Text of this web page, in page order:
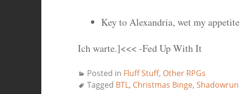
Key to Alexandria, wet my appetite
Ich warte.]<<< -Fed Up With It
Posted in Fluff Stuff, Other RPGs
Tagged BTL, Christmas Binge, Shadowrun